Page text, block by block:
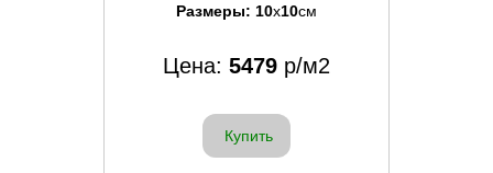
Размеры: 10x10см
Цена: 5479 р/м2
Купить